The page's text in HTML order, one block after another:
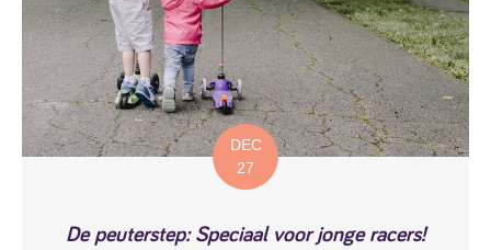
DEC
27
De peuterstep: Speciaal voor jonge racers!